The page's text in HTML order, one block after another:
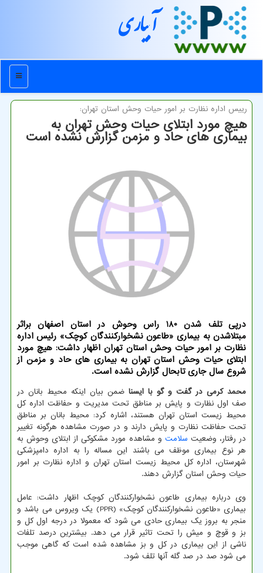
آبیاری
منو
رییس اداره نظارت بر امور حیات وحش استان تهران:
هیچ مورد ابتلای حیات وحش تهران به
بیماری های حاد و مزمن گزارش نشده است
درپی تلف شدن 180 راس وحوش در استان اصفهان براثر
مبتلاشدن به بیماری «طاعون نشخواركنندگان كوچك» رئیس اداره
نظارت بر امور حیات وحش استان تهران اظهار داشت: هیچ مورد
ابتلای حیات وحش استان تهران به بیماری های حاد و مزمن از
شروع سال جاری تابحال گزارش نشده است.
محمد کرمی در گفت و گو با ایسنا ضمن بیان اینکه محیط بانان در
صف اول نظارت و پایش بر مناطق تحت مدیریت و حفاظت اداره کل
محیط زیست استان تهران هستند، اشاره کرد: محیط بانان بر مناطق
تحت حفاظت نظارت و پایش دارند و در صورت مشاهده هرگونه تغییر
در رفتار، وضعیت سلامت و مشاهده مورد مشکوکی از ابتلای وحوش به
هر نوع بیماری موظف می باشند این مساله را به اداره دامپزشکی
شهرستان، اداره کل محیط زیست استان تهران و اداره نظارت بر امور
حیات وحش استان گزارش دهند.
وی درباره بیماری طاعون نشخوارکنندگان کوچک اظهار داشت: عامل
بیماری «طاعون نشخوارکنندگان کوچک» (PPR) یک ویروس می باشد و
منجر به بروز یک بیماری حادی می شود که معمولا در درجه اول کل و
بز و قوچ و میش را تحت تاثیر قرار می دهد. بیشترین درصد تلفات
ناشی از این بیماری در کل و بز مشاهده شده است که گاهی موجب
می شود صد در صد گله آنها تلف شود.